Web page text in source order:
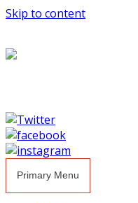
Skip to content
Primary Menu